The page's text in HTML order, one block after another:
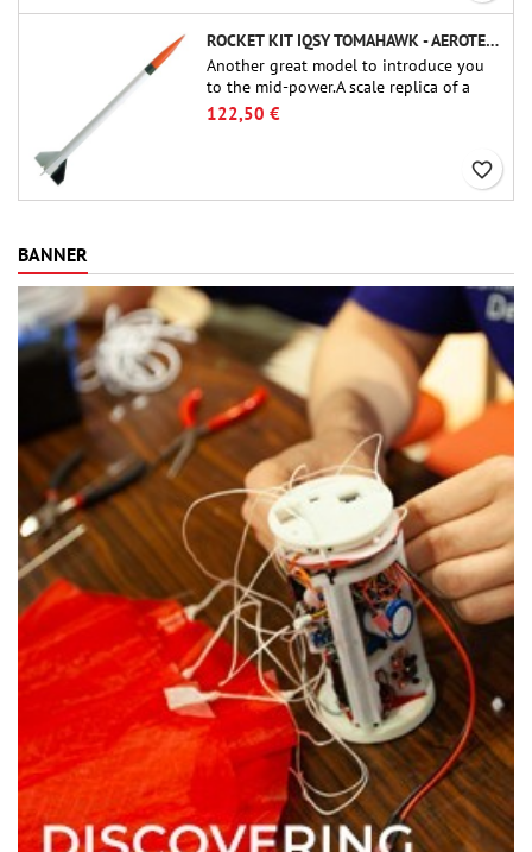
ROCKET KIT IQSY TOMAHAWK - AEROTECH
Another great model to introduce you
to the mid-power.A scale replica of a
famous sounding rocket, small in size
and peefect to move to higher-level kits.
122,50 €
favorite_border
BANNER